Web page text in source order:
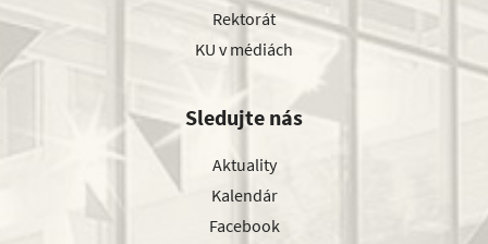
Rektorát
KU v médiách
Sledujte nás
Aktuality
Kalendár
Facebook